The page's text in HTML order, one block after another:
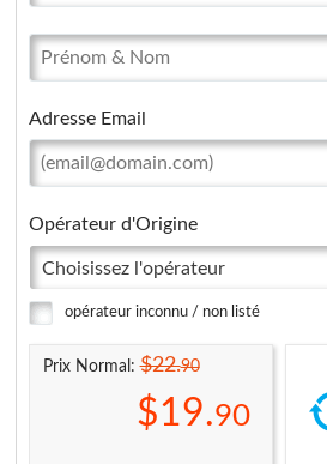
Adresse Email
Opérateur d'Origine
Choisissez l'opérateur
opérateur inconnu / non listé
Prix Normal:$22.90
$19.90